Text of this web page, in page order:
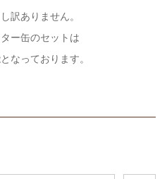
訳ありません。
ー缶のセットは
なっております。